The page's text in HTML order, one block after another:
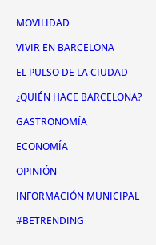
MOVILIDAD
VIVIR EN BARCELONA
EL PULSO DE LA CIUDAD
¿QUIÉN HACE BARCELONA?
GASTRONOMÍA
ECONOMÍA
OPINIÓN
INFORMACIÓN MUNICIPAL
#BETRENDING